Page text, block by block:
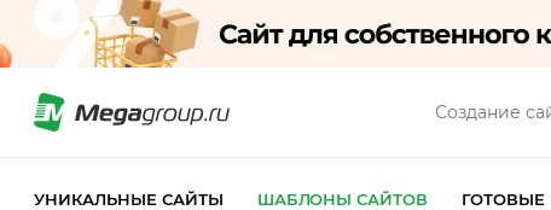
Создание
УНИКАЛЬНЫЕ САЙТЫ ШАБЛОНЫ САЙТОВ ГОТОВЫЕ